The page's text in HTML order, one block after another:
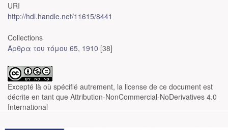
URI
http://hdl.handle.net/11615/8441
Collections
Άρθρα του τόμου 65, 1910 [38]
Excepté là où spécifié autrement, la license de ce document est
décrite en tant que Attribution-NonCommercial-NoDerivatives 4.0
International